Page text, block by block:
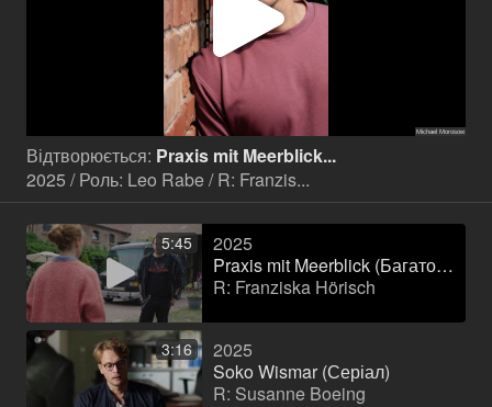
відео
Відтворюється: Praxis mit Meerblick...
2025 / Роль: Leo Rabe / R: Franzis...
5:45
2025
Praxis mit Meerblick (Багатосерійний)
R: Franziska Hörisch
3:16
2025
Soko Wismar (Серіал)
R: Susanne Boeing